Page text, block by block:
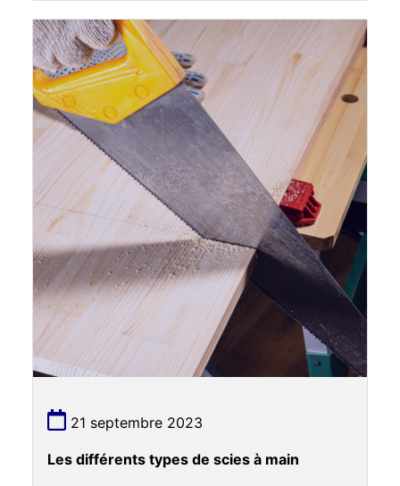
21 septembre 2023
Les différents types de scies à main